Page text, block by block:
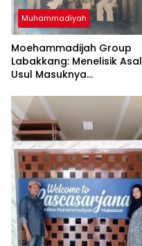
Muhammadiyah
Moehammadijah Group
Labakkang: Menelisik Asal
Usul Masuknya
Pangkep